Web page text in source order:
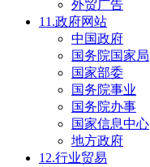
外贸广告
11.政府网站
中国政府
国务院国家局
国家部委
国务院事业
国务院办事
国家信息中心
地方政府
12.行业贸易